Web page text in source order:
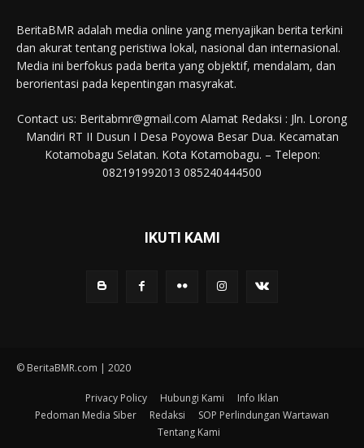
BeritaBMR adalah media online yang menyajikan berita terkini
dan akurat tentang peristiwa lokal, nasional dan internasional.
Media ini berfokus pada berita yang objektif, mendalam, dan
berorientasi pada kepentingan masyrakat.
Contact us: Beritabmr@gmail.com Alamat Redaksi : Jln. Lorong
Mandiri RT II Dusun I Desa Poyowa Besar Dua. Kecamatan
Kotamobagu Selatan. Kota Kotamobagu. – Telepon:
082191992013 085240444500
IKUTI KAMI
© BeritaBMR.com | 2020
Privacy Policy Hubungi Kami
Info Iklan
Pedoman Media Siber
Redaksi
SOP Perlindungan Wartawan
Tentang Kami